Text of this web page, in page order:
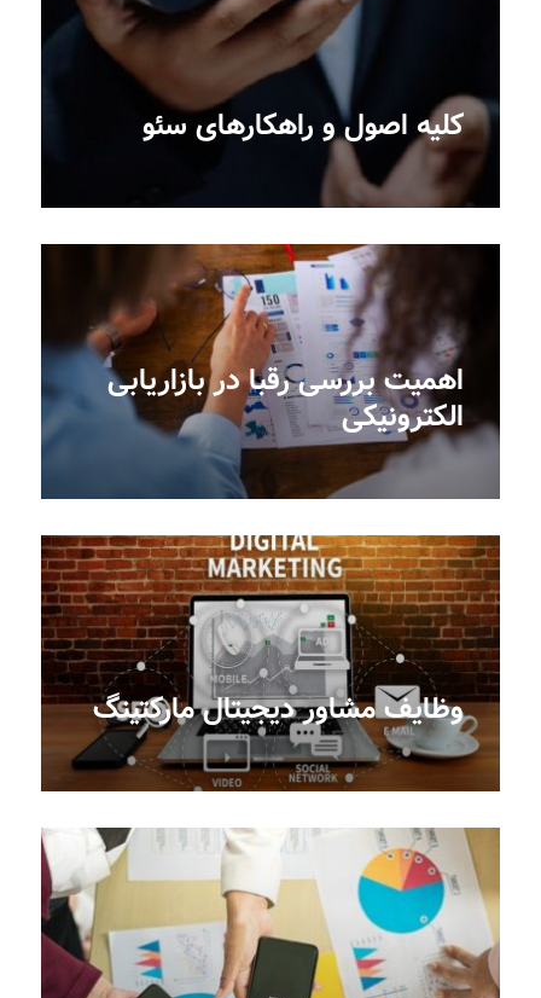
کلیه اصول و راهکارهای سئو
اهمیت بررسی رقبا در بازاریابی
الکترونیکی
وظایف مشاور دیجیتال مارکتینگ